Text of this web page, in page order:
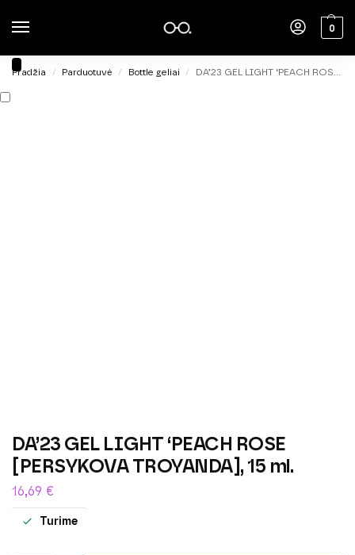
0
Pradžia / Parduotuvė / Bottle geliai / DA’23 GEL LIGHT ‘PEACH ROSE [PERSYKOVA TROYANDA], 15 ml.
DA’23 GEL LIGHT ‘PEACH ROSE
[PERSYKOVA TROYANDA], 15 ml.
16,69 €
Turime